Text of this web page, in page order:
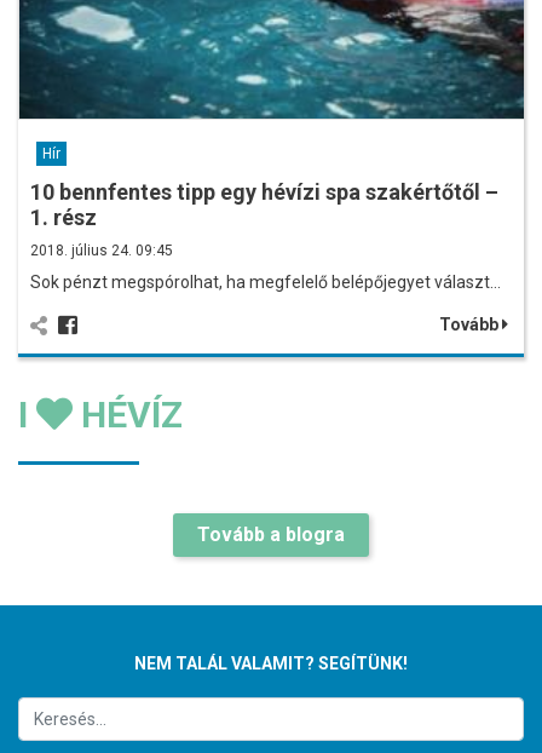
Hír
10 bennfentes tipp egy hévízi spa szakértőtől –
1. rész
2018. július 24. 09:45
Sok pénzt megspórolhat, ha megfelelő belépőjegyet választ…
Tovább
I HÉVÍZ
Tovább a blogra
NEM TALÁL VALAMIT? SEGÍTÜNK!